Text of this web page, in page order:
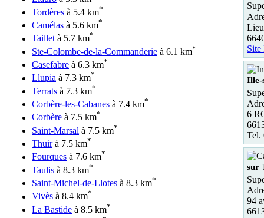
Tordères à 5.4 km*
Camélas à 5.6 km*
Tailletà 5.7 km*
Ste-Colombe-de-la-Commanderie à 6.1 km*
Casefabre à 6.3 km*
Llupia à 7.3 km*
Terrats à 7.3 km*
Corbère-les-Cabanes à 7.4 km*
Corbère à 7.5 km*
Saint-Marsal à 7.5 km*
Thuirà 7.5 km*
Fourques à 7.6 km*
Taulis à 8.3 km*
Saint-Michel-de-Llotes à 8.3 km*
Vivès à 8.4 km*
La Bastide à 8.5 km*
Site
Ille-
6
Tel.
sur
94